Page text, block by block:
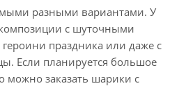
разными вариантами. У
с шуточными
праздника или даже с
Если планируется большое
можно заказать шарики с